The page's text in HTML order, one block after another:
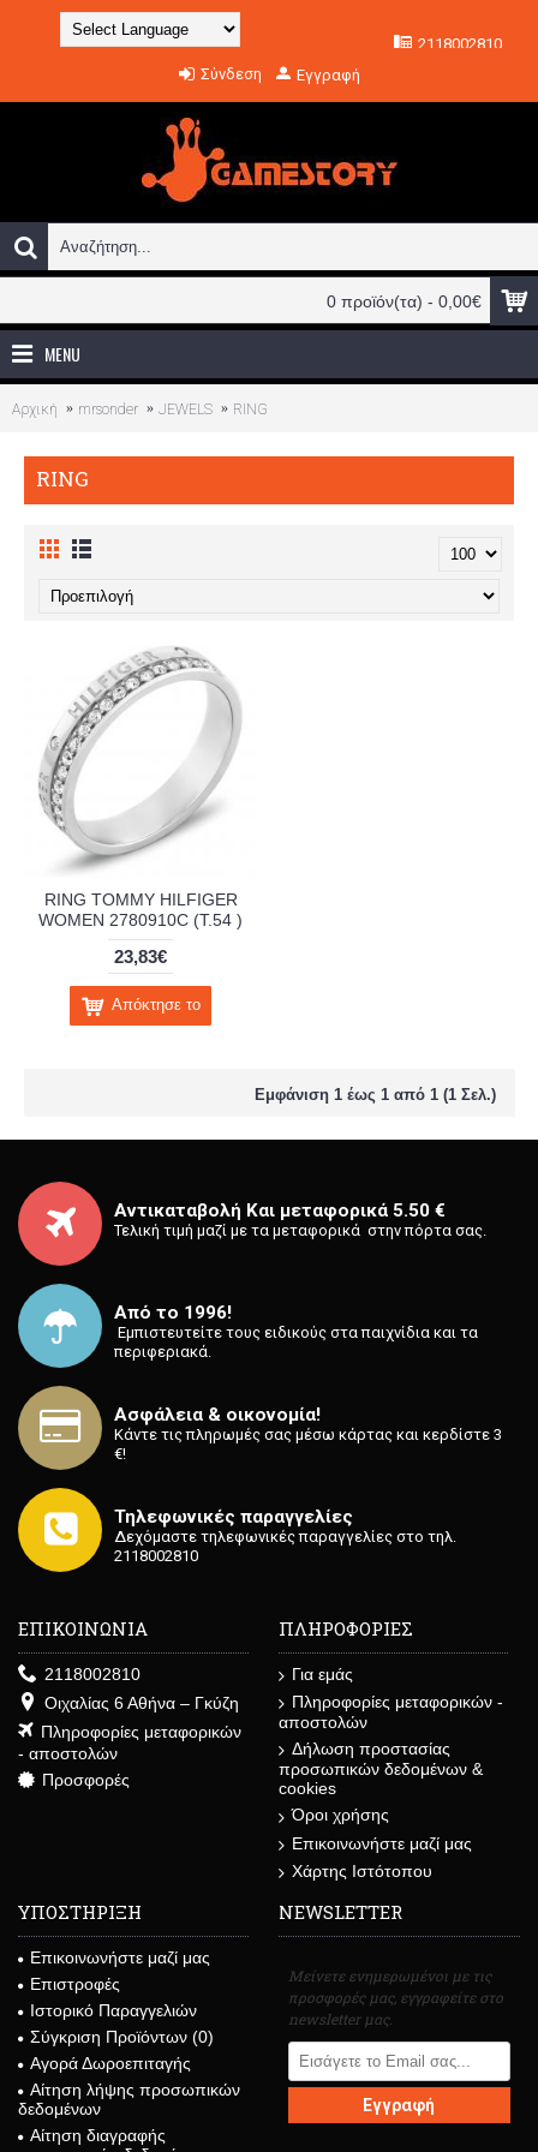
Translate
2118002810
Σύνδεση
Εγγραφή
0 προϊόν(τα) - 0,00€
MENU
Αρχική mrsonder JEWELS RING
RING
RING TOMMY HILFIGER
WOMEN 2780910C (T.54 )
23,83€
Απόκτησε το
Εμφάνιση 1 έως 1 από 1 (1 Σελ.)
Αντικαταβολή Και μεταφορικά 5.50 €
Τελική τιμή μαζί με τα μεταφορικά στην πόρτα σας.
Από το 1996!
⁡ Εμπιστευτείτε τους ειδικούς στα παιχνίδια και τα
περιφεριακά.
Ασφάλεια & οικονομία!
Κάντε τις πληρωμές σας μέσω κάρτας και κερδίστε 3
€!
Τηλεφωνικές παραγγελίες
Δεχόμαστε τηλεφωνικές παραγγελίες στο τηλ.
2118002810
ΕΠΙΚΟΙΝΩΝΙΑ
2118002810
Οιχαλίας 6 Αθήνα – Γκύζη
Πληροφορίες μεταφορικών
- αποστολών
Προσφορές
ΠΛΗΡΟΦΟΡΙΕΣ
Για εμάς
Πληροφορίες μεταφορικών -
αποστολών
Δήλωση προστασίας
προσωπικών δεδομένων &
cookies
Όροι χρήσης
Επικοινωνήστε μαζί μας
Χάρτης Ιστότοπου
ΥΠΟΣΤΗΡΙΞΗ
Επικοινωνήστε μαζί μας
Επιστροφές
Ιστορικό Παραγγελιών
Σύγκριση Προϊόντων (0)
Αγορά Δωροεπιταγής
Αίτηση λήψης προσωπικών
δεδομένων
Αίτηση διαγραφής
NEWSLETTER
Μείνετε ενημερωμένοι με τις
προσφορές μας, εγγραφείτε στο
newsletter μας.
Εγγραφή